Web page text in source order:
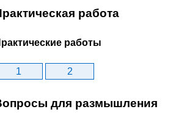
работа
работы
1 2
для размышления